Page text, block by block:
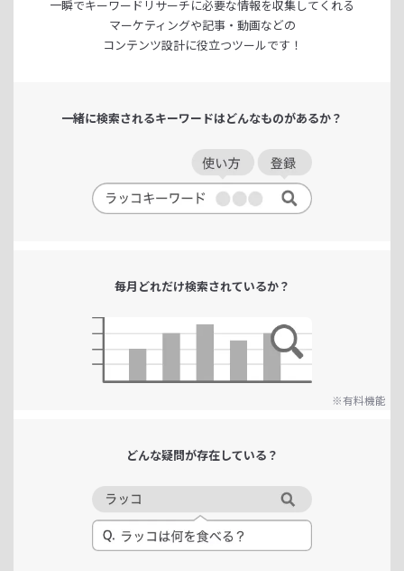
一瞬でキーワードリサーチに必要な情報を収集してくれる
マーケティングや記事・動画などの
コンテンツ設計に役立つツールです！
一緒に検索されるキーワードはどんなものがあるか？
毎月どれだけ検索されているか？
※有料機能
どんな疑問が存在している？